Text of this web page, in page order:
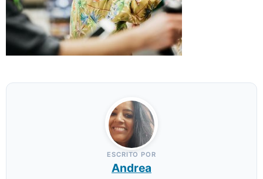
ESCRITO POR
Andrea